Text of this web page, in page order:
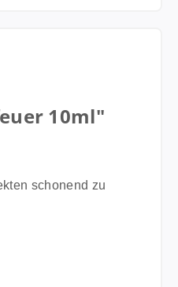
10ml"
schonend zu